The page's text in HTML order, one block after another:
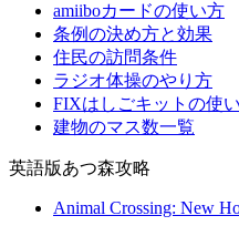
amiiboカードの使い方
条例の決め方と効果
住民の訪問条件
ラジオ体操のやり方
FIXはしごキットの使
建物のマス数一覧
英語版あつ森攻略
Animal Crossing: New